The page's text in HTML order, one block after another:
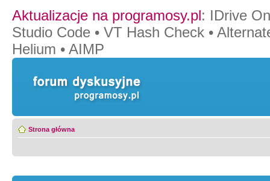
Aktualizacje na programosy.pl: IDrive
Studio Code • VT Hash Check •
Helium • AIMP
Strona główna